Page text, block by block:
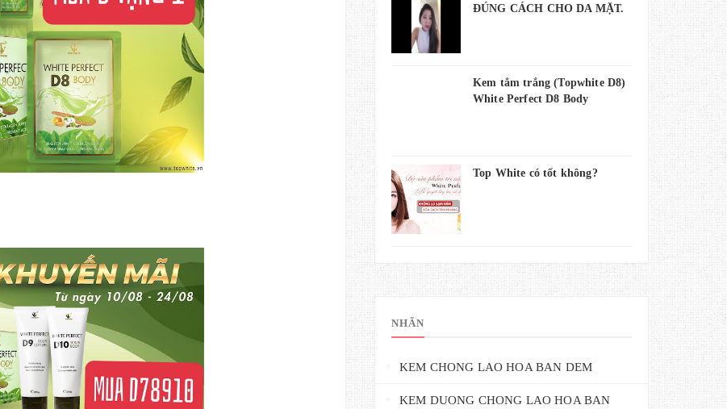
ĐÚNG CÁCH CHO DA MẶT.
Kem tắm trắng (Topwhite D8)
White Perfect D8 Body
Top White có tốt không?
NHÃN
KEM CHONG LAO HOA BAN DEM
KEM DUONG CHONG LAO HOA BAN